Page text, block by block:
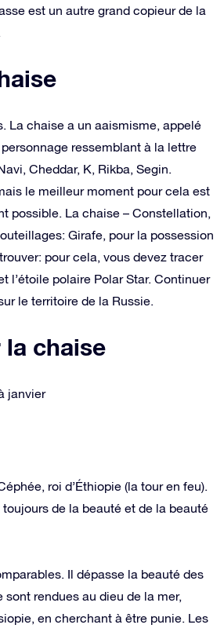
est un autre grand copieur de la
La chaise a un aaismisme, appelé
ressemblant à la lettre
Cheddar, K, Rikba, Segin.
le meilleur moment pour cela est
possible. La chaise – Constellation,
Girafe, pour la possession
pour cela, vous devez tracer
l’étoile polaire Polar Star. Continuer
le territoire de la Russie.
chaise
janvier
roi d’Éthiopie (la tour en feu).
de la beauté et de la beauté
Il dépasse la beauté des
sont rendues au dieu de la mer,
en cherchant à être punie. Les